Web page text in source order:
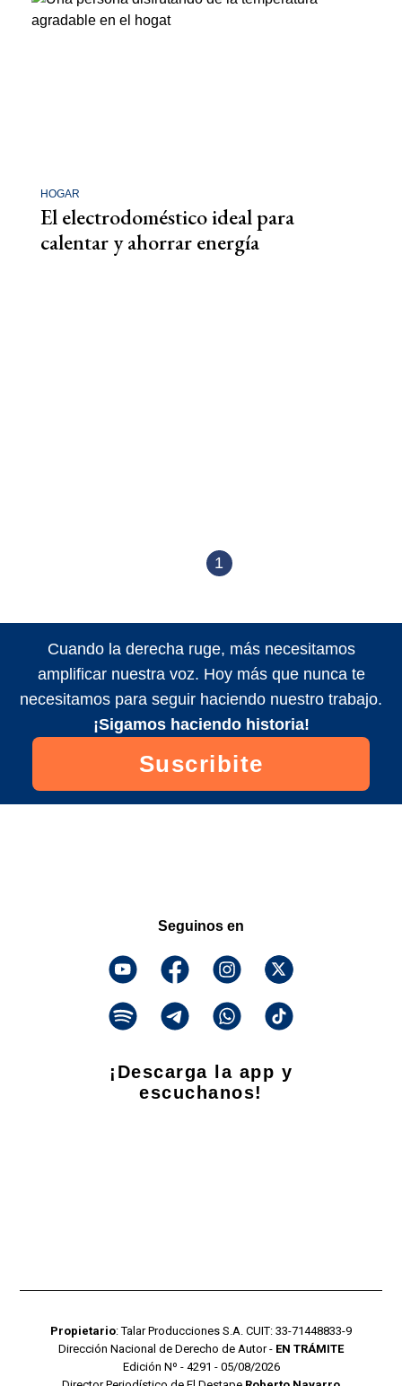
HOGAR
El electrodoméstico ideal para
calentar y ahorrar energía
1
Cuando la derecha ruge, más necesitamos
amplificar nuestra voz. Hoy más que nunca te
necesitamos para seguir haciendo nuestro trabajo.
¡Sigamos haciendo historia!
Suscribite
Seguinos en
¡Descarga la app y
escuchanos!
Propietario: Talar Producciones S.A. CUIT: 33-71448833-9
Dirección Nacional de Derecho de Autor - EN TRÁMITE
Edición Nº - 4291 - 05/08/2026